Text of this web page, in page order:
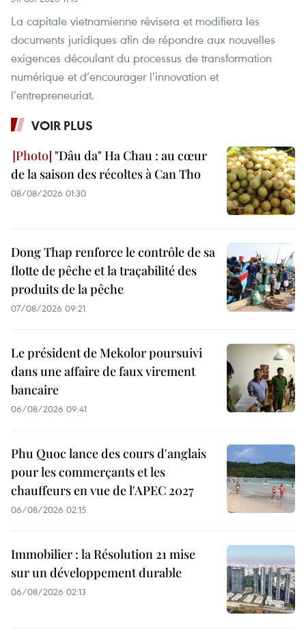
La capitale vietnamienne révisera et modifiera les
documents juridiques afin de répondre aux nouvelles
exigences découlant du processus de transformation
numérique et d’encourager l’innovation et
l’entrepreneuriat.
VOIR PLUS
"Dâu da" Ha Chau : au cœur
de la saison des récoltes à Can Tho
08/08/2026 01:30
Dong Thap renforce le contrôle de sa
flotte de pêche et la traçabilité des
produits de la pêche
07/08/2026 09:21
Le président de Mekolor poursuivi
dans une affaire de faux virement
bancaire
06/08/2026 09:41
Phu Quoc lance des cours d'anglais
pour les commerçants et les
chauffeurs en vue de l'APEC 2027
06/08/2026 02:15
Immobilier : la Résolution 21 mise
sur un développement durable
06/08/2026 02:13